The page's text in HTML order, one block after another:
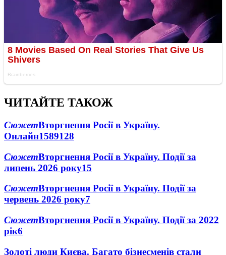
ЧИТАЙТЕ ТАКОЖ
СюжетВторгнення Росії в Україну.
Онлайн1589128
СюжетВторгнення Росії в Україну. Події за
липень 2026 року15
СюжетВторгнення Росії в Україну. Події за
червень 2026 року7
СюжетВторгнення Росії в Україну. Події за 2022
рік6
Золоті люди Києва. Багато бізнесменів стали